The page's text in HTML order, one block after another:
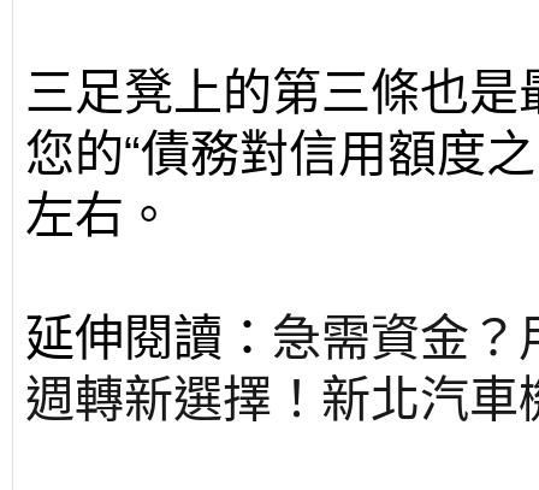
三足凳上的第三條也是
您的“債務對信用額度
左右。
延伸閱讀： 急需資金？
週轉新選擇！新北汽車